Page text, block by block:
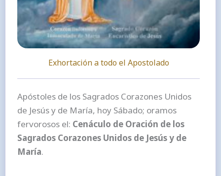
Exhortación a todo el Apostolado
Apóstoles de los Sagrados Corazones Unidos
de Jesús y de María, hoy Sábado; oramos
fervorosos el: Cenáculo de Oración de los
Sagrados Corazones Unidos de Jesús y de
María.